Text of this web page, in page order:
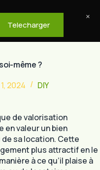
même ?
2024 DIY
de valorisation
en valeur un bien
sa location. Cette
plus attractif en le
à ce qu’il plaise à
Telecharger
×